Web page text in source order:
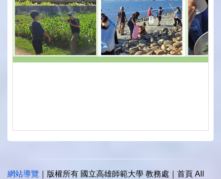
網站導覽 ｜版權所有 國立高雄師範大學 教務處｜首頁 All